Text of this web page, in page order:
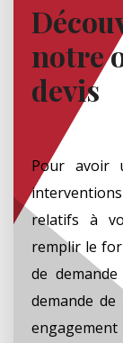
notre
devis
Pour avoir
relatifs à
remplir le
de
demande